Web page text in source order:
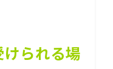
られる場